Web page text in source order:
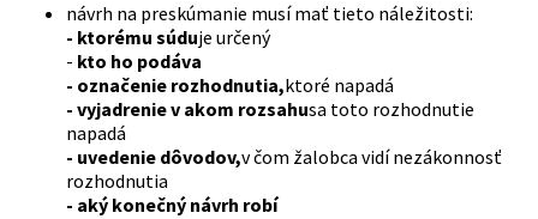
návrh na preskúmanie musí mať tieto náležitosti:
- ktorému súduje určený
- kto ho podáva
- označenie rozhodnutia,ktoré napadá
- vyjadrenie v akom rozsahusa toto rozhodnutie
napadá
- uvedenie dôvodov,v čom žalobca vidí nezákonnosť
rozhodnutia
- aký konečný návrh robí